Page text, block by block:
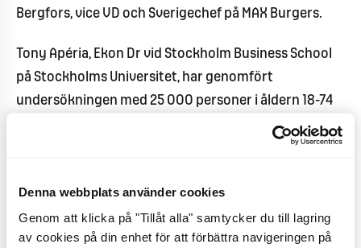
Denna webbplats använder cookies
Genom att klicka på "Tillåt alla" samtycker du till lagring
av cookies på din enhet för att förbättra navigeringen på
Bergfors, vice VD och Sverigechef på MAX Burgers.
Tony Apéria, Ekon Dr vid Stockholm Business School
på Stockholms Universitet, har genomfört
undersökningen med 25 000 personer i åldern 18-74
om vilka företag som bedöms vara mest hållbara
baserat på miljö och klimat, samhälle och etik,
öppenhet och schyssta arbetsvillkor. Studierna visar
att det finns tydliga samband mellan ansvarstagande
och starka varumärken.